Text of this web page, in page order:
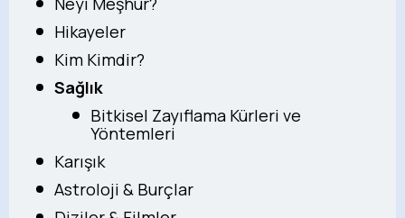
Hikayeler
Kim Kimdir?
Sağlık
Bitkisel Zayıflama Kürleri ve
Yöntemleri
Karışık
Astroloji & Burçlar